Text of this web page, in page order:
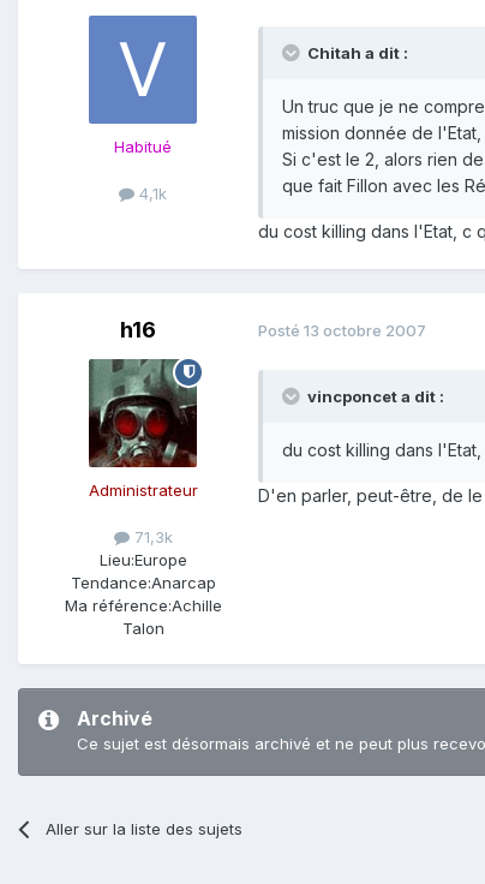
Habitué
4,1k
Chitah a dit :
Un truc que je ne
mission donnée de
Si c'est le 2, alors rien
que fait Fillon avec les
du cost killing dans l'Etat, c
h16
Administrateur
71,3k
Lieu:Europe
Tendance:Anarcap
Ma référence:Achille
Talon
Posté 13 octobre 2007
vincponcet a dit :
du cost killing dans
D'en parler, peut-être, de
Archivé
Ce sujet est désormais archivé et ne peut plus
Aller sur la liste des sujets